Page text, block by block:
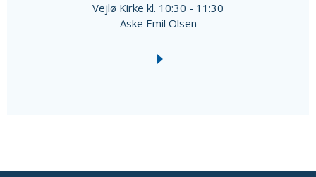
Vejlø Kirke kl. 10:30 - 11:30
Aske Emil Olsen